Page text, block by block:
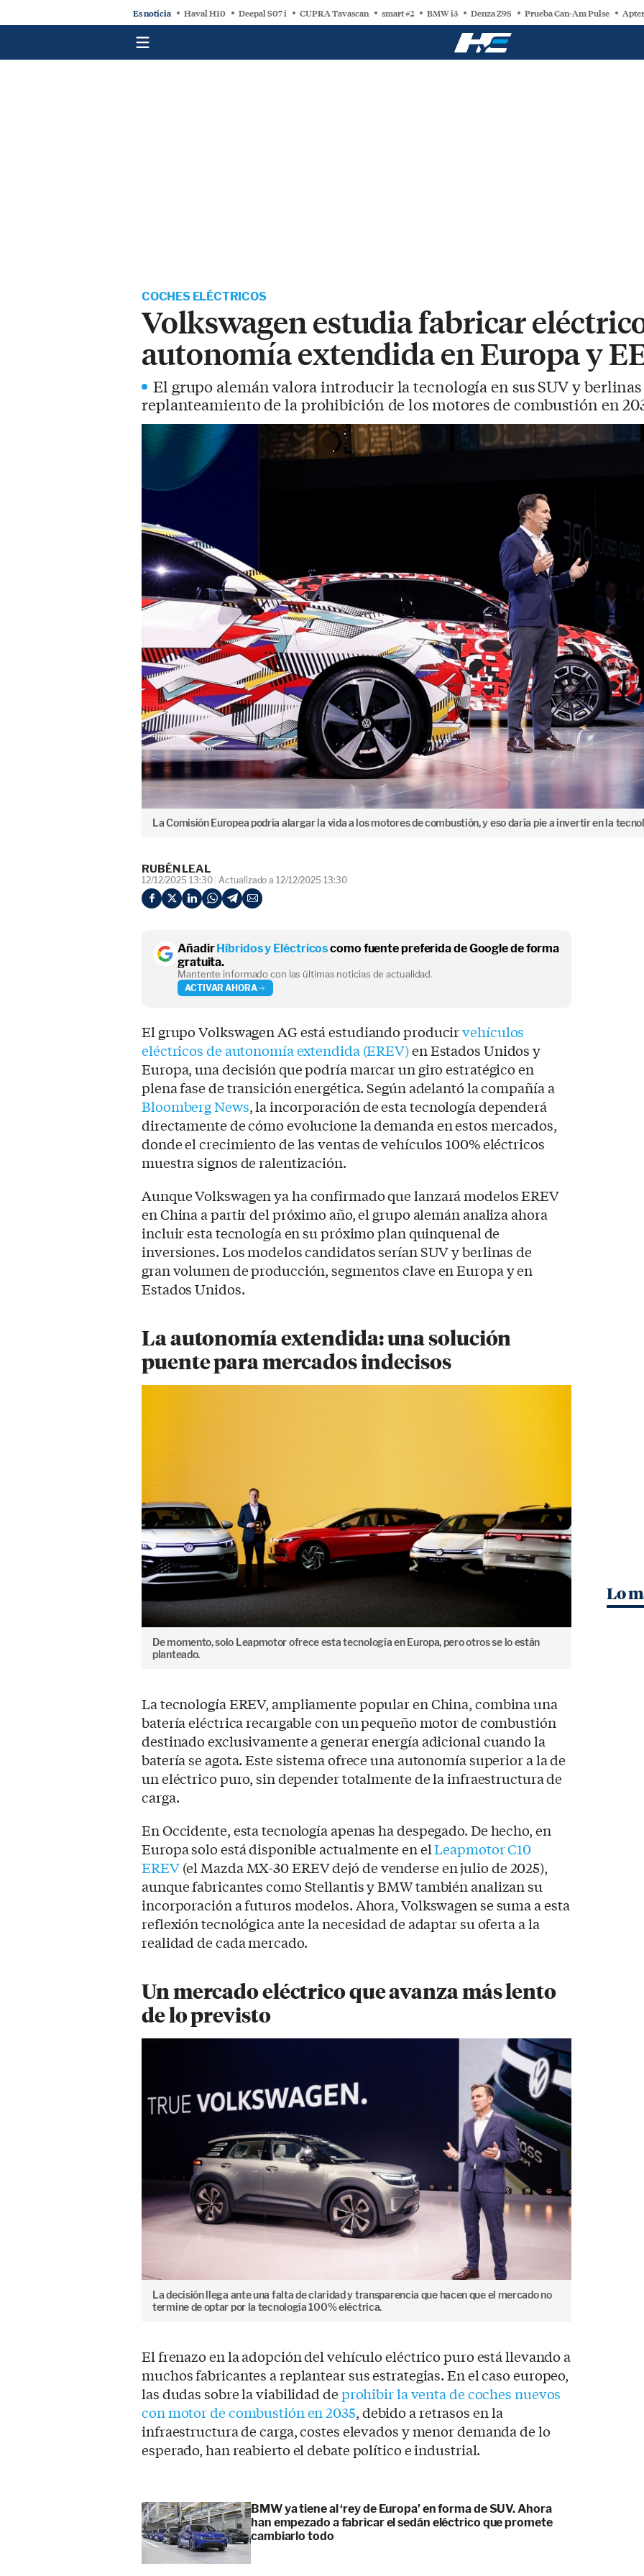
Es noticia Haval H10 Deepal S07 i CUPRA Tavascan smart #2 BMW i3 Denza Z9S Prueba Can-Am Pulse
COCHES ELÉCTRICOS
Volkswagen estudia fabricar
autonomía extendida en Europa y
El grupo alemán valora introducir la tecnología en sus SUV y
replanteamiento de la prohibición de los motores de combustión en
La Comisión Europea podría alargar la vida a los motores de combustión, y eso daría pie a invertir en la
RUBÉN LEAL
12/12/2025 13:30 Actualizado a 12/12/2025 13:30
Añadir Híbridos y Eléctricoscomo fuente preferida de Google de forma
gratuita.
Mantente informado con las últimas noticias de actualidad.
ACTIVAR AHORA
El grupo Volkswagen AG está estudiando producirvehículos
eléctricos de autonomía extendida (EREV)en Estados Unidos y
Europa, una decisión que podría marcar un giro estratégico en
plena fase de transición energética. Según adelantó la compañía a
Bloomberg News, la incorporación de esta tecnología dependerá
directamente de cómo evolucione la demanda en estos mercados,
donde el crecimiento de las ventas de vehículos 100% eléctricos
muestra signos de ralentización.
Aunque Volkswagen ya ha confirmado que lanzará modelos EREV
en China a partir del próximo año, el grupo alemán analiza ahora
incluir esta tecnología en su próximo plan quinquenal de
inversiones. Los modelos candidatos serían SUV y berlinas de
gran volumen de producción, segmentos clave en Europa y en
Estados Unidos.
La autonomía extendida: una solución
puente para mercados indecisos
De momento, solo Leapmotor ofrece esta tecnología en Europa, pero otros se lo están
planteado.
La tecnología EREV, ampliamente popular en China, combina una
batería eléctrica recargable con un pequeño motor de combustión
destinado exclusivamente a generar energía adicional cuando la
batería se agota. Este sistema ofrece una autonomía superior a la de
un eléctrico puro, sin depender totalmente de la infraestructura de
carga.
En Occidente, esta tecnología apenas ha despegado. De hecho, en
Europa solo está disponible actualmente en elLeapmotor C10
EREV(el Mazda MX-30 EREV dejó de venderse en julio de 2025),
aunque fabricantes como Stellantis y BMW también analizan su
incorporación a futuros modelos. Ahora, Volkswagen se suma a esta
reflexión tecnológica ante la necesidad de adaptar su oferta a la
realidad de cada mercado.
Un mercado eléctrico que avanza más lento
de lo previsto
La decisión llega ante una falta de claridad y transparencia que hacen que el mercado no
termine de optar por la tecnología 100% eléctrica.
El frenazo en la adopción del vehículo eléctrico puro está llevando a
muchos fabricantes a replantear sus estrategias. En el caso europeo,
las dudas sobre la viabilidad deprohibir la venta de coches nuevos
con motor de combustión en 2035, debido a retrasos en la
infraestructura de carga, costes elevados y menor demanda de lo
esperado, han reabierto el debate político e industrial.
BMW ya tiene al ‘rey de Europa’ en forma de SUV. Ahora
han empezado a fabricar el sedán eléctrico que promete
cambiarlo todo
Lo